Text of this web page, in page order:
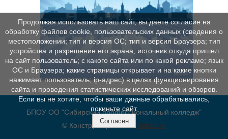
БПОУ ОО "Сибирский профессиональный колледж"
© Конструктор сайтовNubex.ru
Продолжая использовать наш сайт, вы даете согласие на
обработку файлов cookie, пользовательских данных (сведения о
местоположении; тип и версия ОС; тип и версия Браузера; тип
устройства и разрешение его экрана; источник откуда пришел
на сайт пользователь; с какого сайта или по какой рекламе; язык
ОС и Браузера; какие страницы открывает и на какие кнопки
нажимает пользователь; ip-адрес) в целях функционирования
сайта и проведения статистических исследований и обзоров.
Если вы не хотите, чтобы ваши данные обрабатывались,
покиньте сайт.
Согласен